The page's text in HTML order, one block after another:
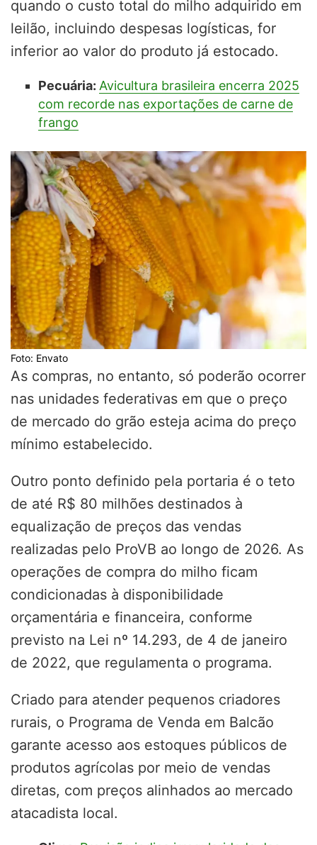
quando o custo total do milho adquirido em
leilão, incluindo despesas logísticas, for
inferior ao valor do produto já estocado.
Pecuária: Avicultura brasileira encerra 2025
com recorde nas exportações de carne de
frango
Foto: Envato
As compras, no entanto, só poderão ocorrer
nas unidades federativas em que o preço
de mercado do grão esteja acima do preço
mínimo estabelecido.
Outro ponto definido pela portaria é o teto
de até R$ 80 milhões destinados à
equalização de preços das vendas
realizadas pelo ProVB ao longo de 2026. As
operações de compra do milho ficam
condicionadas à disponibilidade
orçamentária e financeira, conforme
previsto na Lei nº 14.293, de 4 de janeiro
de 2022, que regulamenta o programa.
Criado para atender pequenos criadores
rurais, o Programa de Venda em Balcão
garante acesso aos estoques públicos de
produtos agrícolas por meio de vendas
diretas, com preços alinhados ao mercado
atacadista local.